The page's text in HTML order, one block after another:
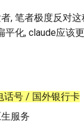
构期末突
习观
观
, 笔者极度反对
平化, claude应该
话号 / 国外银行卡
服务